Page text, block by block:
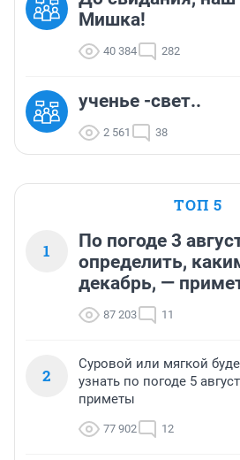
Мишка!
40 384 282
ученье -свет..
2 561 38
ТОП 5
1
По погоде 3
определить,
декабрь, —
87 203 11
2
Суровой или мягкой
узнать по погоде 5
приметы
77 902 12